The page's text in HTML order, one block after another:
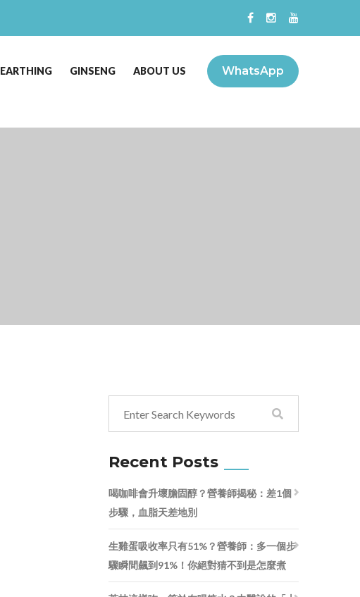
WhatsApp
EARTHING GINSENG ABOUT US
Recent Posts
喝咖啡會升壞膽固醇？營養師揭秘：差1個
步驟，血脂天差地別
生雞蛋吸收率只有51%？營養師：多一個步
驟瞬間飆到91%！你絕對猜不到是怎麼煮